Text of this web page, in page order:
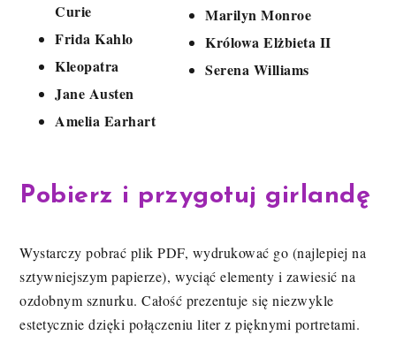
Curie
Frida Kahlo
Kleopatra
Jane Austen
Amelia Earhart
Marilyn Monroe
Królowa Elżbieta II
Serena Williams
Pobierz i przygotuj girlandę
Wystarczy pobrać plik PDF, wydrukować go (najlepiej na
sztywniejszym papierze), wyciąć elementy i zawiesić na
ozdobnym sznurku. Całość prezentuje się niezwykle
estetycznie dzięki połączeniu liter z pięknymi portretami.